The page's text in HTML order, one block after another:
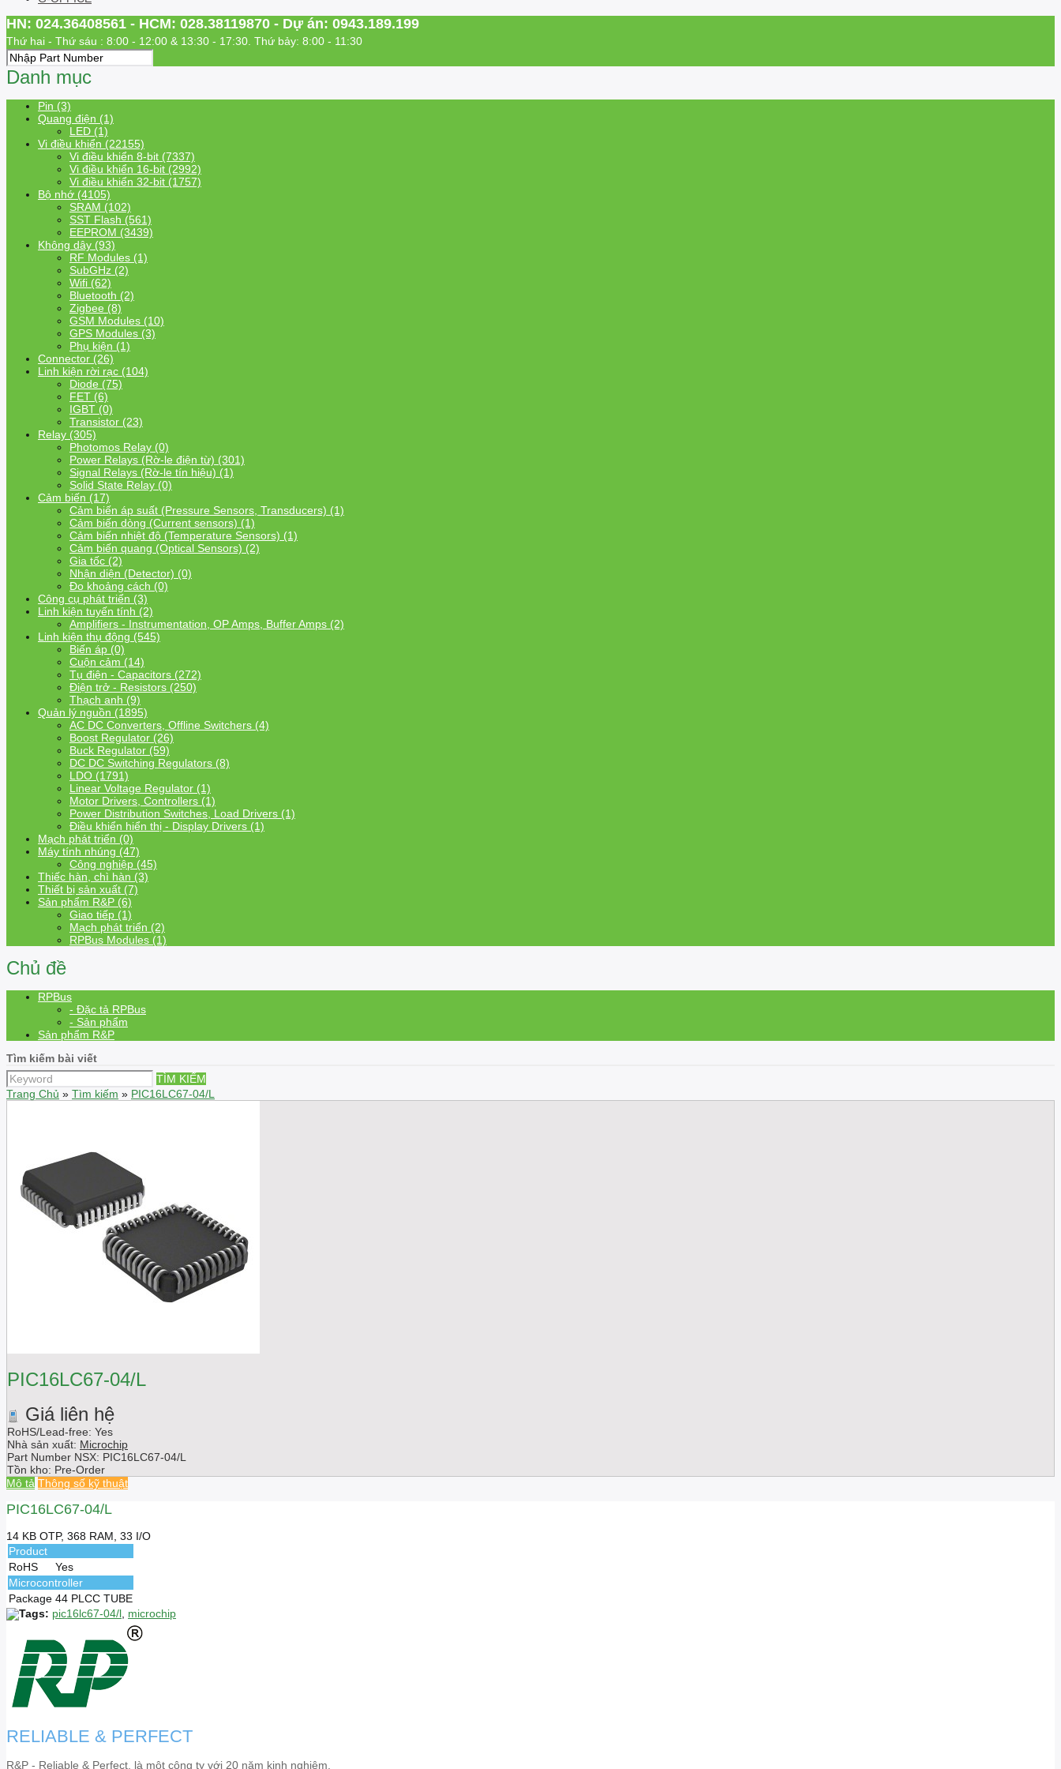
HN: 024.36408561 - HCM: 028.38119870 - Dự án: 0943.189.199
Thứ hai - Thứ sáu : 8:00 - 12:00 & 13:30 - 17:30. Thứ bảy: 8:00 - 11:30
Danh mục
Pin (3)
Quang điện (1)
LED (1)
Vi điều khiển (22155)
Vi điều khiển 8-bit (7337)
Vi điều khiển 16-bit (2992)
Vi điều khiển 32-bit (1757)
Bộ nhớ (4105)
SRAM (102)
SST Flash (561)
EEPROM (3439)
Không dây (93)
RF Modules (1)
SubGHz (2)
Wifi (62)
Bluetooth (2)
Zigbee (8)
GSM Modules (10)
GPS Modules (3)
Phụ kiện (1)
Connector (26)
Linh kiện rời rạc (104)
Diode (75)
FET (6)
IGBT (0)
Transistor (23)
Relay (305)
Photomos Relay (0)
Power Relays (Rờ-le điện từ) (301)
Signal Relays (Rờ-le tín hiệu) (1)
Solid State Relay (0)
Cảm biến (17)
Cảm biến áp suất (Pressure Sensors, Transducers) (1)
Cảm biến dòng (Current sensors) (1)
Cảm biến nhiệt độ (Temperature Sensors) (1)
Cảm biến quang (Optical Sensors) (2)
Gia tốc (2)
Nhận diện (Detector) (0)
Đo khoảng cách (0)
Công cụ phát triển (3)
Linh kiện tuyến tính (2)
Amplifiers - Instrumentation, OP Amps, Buffer Amps (2)
Linh kiện thụ động (545)
Biến áp (0)
Cuộn cảm (14)
Tụ điện - Capacitors (272)
Điện trở - Resistors (250)
Thạch anh (9)
Quản lý nguồn (1895)
AC DC Converters, Offline Switchers (4)
Boost Regulator (26)
Buck Regulator (59)
DC DC Switching Regulators (8)
LDO (1791)
Linear Voltage Regulator (1)
Motor Drivers, Controllers (1)
Power Distribution Switches, Load Drivers (1)
Điều khiển hiển thị - Display Drivers (1)
Mạch phát triển (0)
Máy tính nhúng (47)
Công nghiệp (45)
Thiếc hàn, chì hàn (3)
Thiết bị sản xuất (7)
Sản phẩm R&P (6)
Giao tiếp (1)
Mạch phát triển (2)
RPBus Modules (1)
Chủ đề
RPBus
- Đặc tả RPBus
- Sản phẩm
Sản phẩm R&P
Tìm kiếm bài viết
TÌM KIẾM
Trang Chủ » Tìm kiếm » PIC16LC67-04/L
PIC16LC67-04/L
Giá liên hệ
RoHS/Lead-free: Yes
Nhà sản xuất: Microchip
Part Number NSX: PIC16LC67-04/L
Tồn kho: Pre-Order
Mô tả Thông số kỹ thuật
PIC16LC67-04/L
14 KB OTP, 368 RAM, 33 I/O
Product
RoHS
Yes
Microcontroller
Package 44 PLCC TUBE
Tags: pic16lc67-04/l microchip
RELIABLE & PERFECT
R&P - Reliable & Perfect, là một công ty với 20 năm kinh nghiệm,